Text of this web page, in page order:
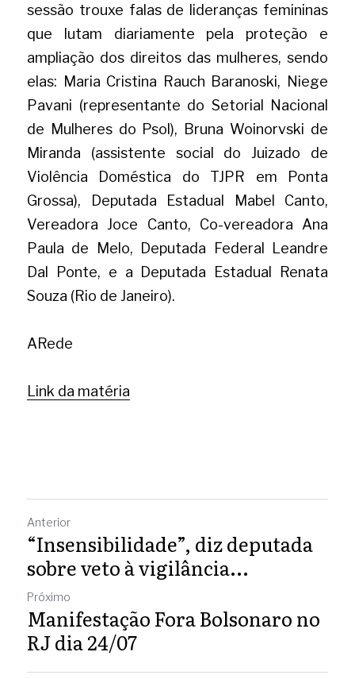
sessão trouxe falas de lideranças femininas
que lutam diariamente pela proteção e
ampliação dos direitos das mulheres, sendo
elas: Maria Cristina Rauch Baranoski, Niege
Pavani (representante do Setorial Nacional
de Mulheres do Psol), Bruna Woinorvski de
Miranda (assistente social do Juizado de
Violência Doméstica do TJPR em Ponta
Grossa), Deputada Estadual Mabel Canto,
Vereadora Joce Canto, Co-vereadora Ana
Paula de Melo, Deputada Federal Leandre
Dal Ponte, e a Deputada Estadual Renata
Souza (Rio de Janeiro).
ARede
Link da matéria
Anterior
“Insensibilidade”, diz deputada
sobre veto à vigilância...
Próximo
Manifestação Fora Bolsonaro no
RJ dia 24/07